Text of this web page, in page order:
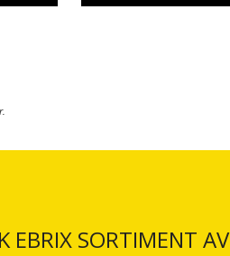
EBRIX SORTIMENT AV